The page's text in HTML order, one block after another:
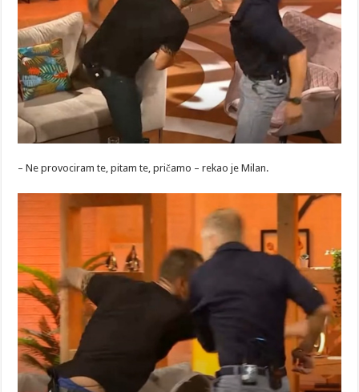
– Ne provociram te, pitam te, pričamo – rekao je Milan.